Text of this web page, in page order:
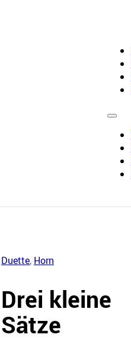
Duette, Horn
Drei kleine
Sätze